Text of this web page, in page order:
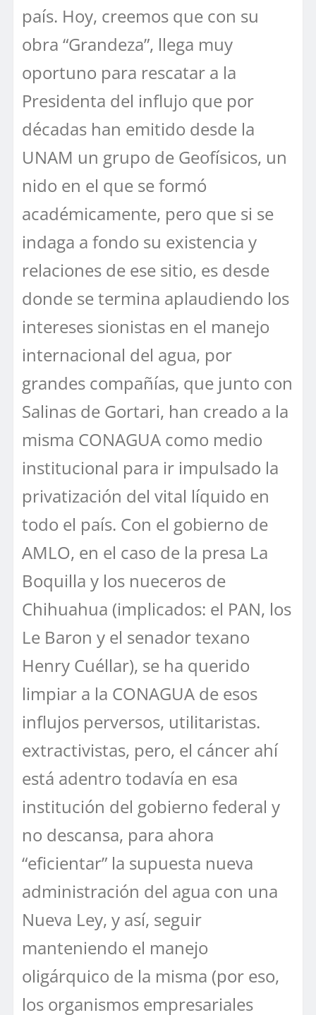
país. Hoy, creemos que con su
obra “Grandeza”, llega muy
oportuno para rescatar a la
Presidenta del influjo que por
décadas han emitido desde la
UNAM un grupo de Geofísicos, un
nido en el que se formó
académicamente, pero que si se
indaga a fondo su existencia y
relaciones de ese sitio, es desde
donde se termina aplaudiendo los
intereses sionistas en el manejo
internacional del agua, por
grandes compañías, que junto con
Salinas de Gortari, han creado a la
misma CONAGUA como medio
institucional para ir impulsado la
privatización del vital líquido en
todo el país. Con el gobierno de
AMLO, en el caso de la presa La
Boquilla y los nueceros de
Chihuahua (implicados: el PAN, los
Le Baron y el senador texano
Henry Cuéllar), se ha querido
limpiar a la CONAGUA de esos
influjos perversos, utilitaristas.
extractivistas, pero, el cáncer ahí
está adentro todavía en esa
institución del gobierno federal y
no descansa, para ahora
“eficientar” la supuesta nueva
administración del agua con una
Nueva Ley, y así, seguir
manteniendo el manejo
oligárquico de la misma (por eso,
los organismos empresariales